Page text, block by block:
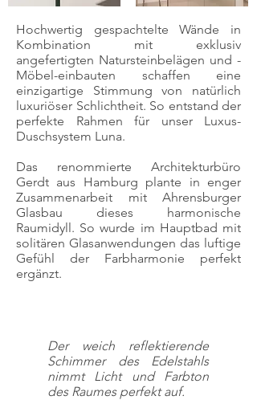
Hochwertig gespachtelte Wände in
Kombination mit exklusiv
angefertigten Natursteinbelägen und -
Möbel-einbauten schaffen eine
einzigartige Stimmung von natürlich
luxuriöser Schlichtheit. So entstand der
perfekte Rahmen für unser Luxus-
Duschsystem Luna.
Das renommierte Architekturbüro
Gerdt aus Hamburg plante in enger
Zusammenarbeit mit Ahrensburger
Glasbau dieses harmonische
Raumidyll. So wurde im Hauptbad mit
solitären Glasanwendungen das luftige
Gefühl der Farbharmonie perfekt
ergänzt.
Der weich reflektierende
Schimmer des Edelstahls
nimmt Licht und Farbton
des Raumes perfekt auf.